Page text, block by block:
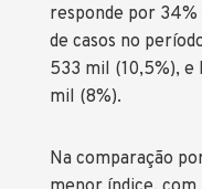
responde por 34%
de casos no
533 mil (10,5%), e
mil (8%).
Na comparação